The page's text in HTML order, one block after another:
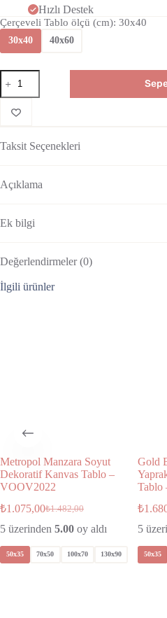
Hızlı Destek
Çerçeveli Tablo ölçü (cm): 30x40
30x40 40x60
Taksit Seçenekleri
Açıklama
Ek bilgi
Değerlendirmeler (0)
İlgili ürünler
Metropol Manzara Soyut
Dekoratif Kanvas Tablo –
VOOV2022
₺1.482,00
₺1.075,00
5 üzerinden 5.00 oy aldı
50x35 70x50 100x70 130x90
Gold
Tablo
₺
5
50x35